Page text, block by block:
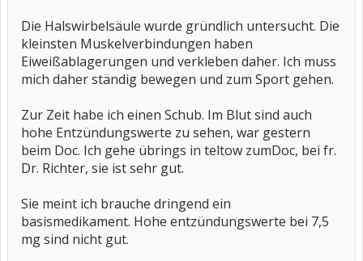
Die Halswirbelsäule wurde gründlich untersucht. Die
kleinsten Muskelverbindungen haben
Eiweißablagerungen und verkleben daher. Ich muss
mich daher ständig bewegen und zum Sport gehen.
Zur Zeit habe ich einen Schub. Im Blut sind auch
hohe Entzündungswerte zu sehen, war gestern
beim Doc. Ich gehe übrings in teltow zumDoc, bei fr.
Dr. Richter, sie ist sehr gut.
Sie meint ich brauche dringend ein
basismedikament. Hohe entzündungswerte bei 7,5
mg sind nicht gut.